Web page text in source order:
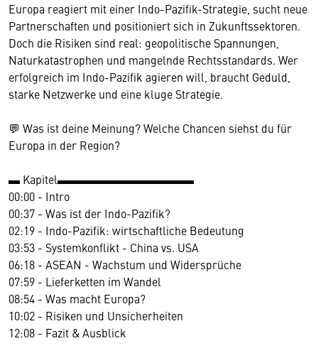
Europa reagiert mit einer Indo-Pazifik-Strategie, sucht neue
Partnerschaften und positioniert sich in Zukunftssektoren.
Doch die Risiken sind real: geopolitische Spannungen,
Naturkatastrophen und mangelnde Rechtsstandards. Wer
erfolgreich im Indo-Pazifik agieren will, braucht Geduld,
starke Netzwerke und eine kluge Strategie.
💬 Was ist deine Meinung? Welche Chancen siehst du für
Europa in der Region?
▬ Kapitel▬▬▬▬▬▬▬▬▬▬▬▬
00:00 - Intro
00:37 - Was ist der Indo-Pazifik?
02:19 - Indo-Pazifik: wirtschaftliche Bedeutung
03:53 - Systemkonflikt - China vs. USA
06:18 - ASEAN - Wachstum und Widersprüche
07:59 - Lieferketten im Wandel
08:54 - Was macht Europa?
10:02 - Risiken und Unsicherheiten
12:08 - Fazit & Ausblick